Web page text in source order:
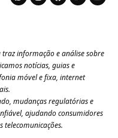
informação e análise sobre
notícias, guias e
móvel e fixa, internet
mudanças regulatórias e
ajudando consumidores
telecomunicações.